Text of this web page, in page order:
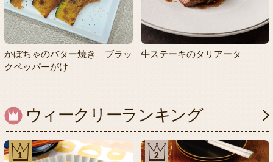
かぼちゃのバター焼き ブラッ
クペッパーがけ
牛ステーキのタリアータ
ウィークリーランキング
1 2